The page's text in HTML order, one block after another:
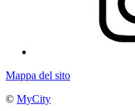
Mappa del sito
© MyCity